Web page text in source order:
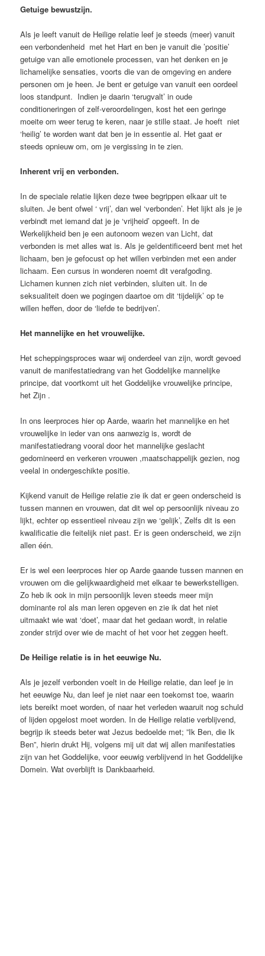
Getuige bewustzijn.
Als je leeft vanuit de Heilige relatie leef je steeds (meer) vanuit
een verbondenheid met het Hart en ben je vanuit die ’positie’
getuige van alle emotionele processen, van het denken en je
lichamelijke sensaties, voorts die van de omgeving en andere
personen om je heen. Je bent er getuige van vanuit een oordeel
loos standpunt. Indien je daarin ‘terugvalt’ in oude
conditioneringen of zelf-veroordelingen, kost het een geringe
moeite om weer terug te keren, naar je stille staat. Je hoeft niet
‘heilig’ te worden want dat ben je in essentie al. Het gaat er
steeds opnieuw om, om je vergissing in te zien.
Inherent vrij en verbonden.
In de speciale relatie lijken deze twee begrippen elkaar uit te
sluiten. Je bent ofwel ‘ vrij’, dan wel ‘verbonden’. Het lijkt als je je
verbindt met iemand dat je je ‘vrijheid’ opgeeft. In de
Werkelijkheid ben je een autonoom wezen van Licht, dat
verbonden is met alles wat is. Als je geïdentificeerd bent met het
lichaam, ben je gefocust op het willen verbinden met een ander
lichaam. Een cursus in wonderen noemt dit verafgoding.
Lichamen kunnen zich niet verbinden, sluiten uit. In de
seksualiteit doen we pogingen daartoe om dit ‘tijdelijk’ op te
willen heffen, door de ‘liefde te bedrijven’.
Het mannelijke en het vrouwelijke.
Het scheppingsproces waar wij onderdeel van zijn, wordt gevoed
vanuit de manifestatiedrang van het Goddelijke mannelijke
principe, dat voortkomt uit het Goddelijke vrouwelijke principe,
het Zijn .
In ons leerproces hier op Aarde, waarin het mannelijke en het
vrouwelijke in ieder van ons aanwezig is, wordt de
manifestatiedrang vooral door het mannelijke geslacht
gedomineerd en verkeren vrouwen ,maatschappelijk gezien, nog
veelal in ondergeschikte positie.
Kijkend vanuit de Heilige relatie zie ik dat er geen onderscheid is
tussen mannen en vrouwen, dat dit wel op persoonlijk niveau zo
lijkt, echter op essentieel niveau zijn we ‘gelijk’, Zelfs dit is een
kwalificatie die feitelijk niet past. Er is geen onderscheid, we zijn
allen één.
Er is wel een leerproces hier op Aarde gaande tussen mannen en
vrouwen om die gelijkwaardigheid met elkaar te bewerkstelligen.
Zo heb ik ook in mijn persoonlijk leven steeds meer mijn
dominante rol als man leren opgeven en zie ik dat het niet
uitmaakt wie wat ‘doet’, maar dat het gedaan wordt, in relatie
zonder strijd over wie de macht of het voor het zeggen heeft.
De Heilige relatie is in het eeuwige Nu.
Als je jezelf verbonden voelt in de Heilige relatie, dan leef je in
het eeuwige Nu, dan leef je niet naar een toekomst toe, waarin
iets bereikt moet worden, of naar het verleden waaruit nog schuld
of lijden opgelost moet worden. In de Heilige relatie verblijvend,
begrijp ik steeds beter wat Jezus bedoelde met; ”Ik Ben, die Ik
Ben”, hierin drukt Hij, volgens mij uit dat wij allen manifestaties
zijn van het Goddelijke, voor eeuwig verblijvend in het Goddelijke
Domein. Wat overblijft is Dankbaarheid.